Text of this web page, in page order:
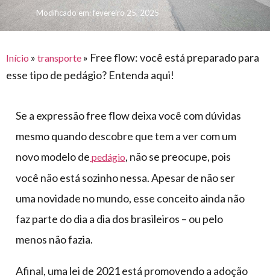
premiações
para
feira
offshore
civil
piscinas
automotivo
móveis,
calçados,
epi's
e logística
armazenagem
lonas
vida
caminhoneiro
Modificado em: fevereiro 25, 2025
Início » transporte » Free flow: você está preparado para
esse tipo de pedágio? Entenda aqui!
Se a expressão free flow deixa você com dúvidas
mesmo quando descobre que tem a ver com um
novo modelo de pedágio, não se preocupe, pois
você não está sozinho nessa. Apesar de não ser
uma novidade no mundo, esse conceito ainda não
faz parte do dia a dia dos brasileiros – ou pelo
menos não fazia.
Afinal, uma lei de 2021 está promovendo a adoção